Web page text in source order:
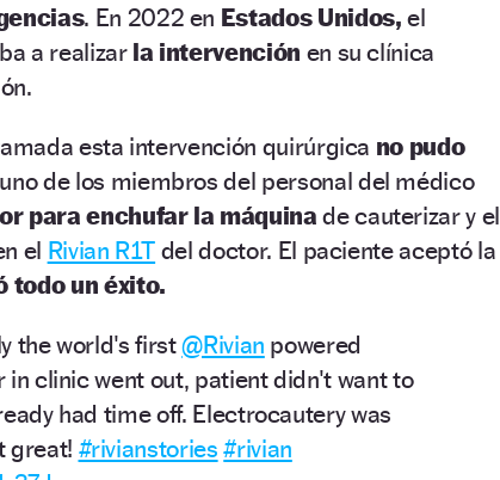
. En 2022 en Estados Unidos, el
a realizar la intervención en su clínica
esta intervención quirúrgica no pudo
de los miembros del personal del médico
para enchufar la máquina de cauterizar y el
el Rivian R1T del doctor. El paciente aceptó la
todo un éxito.
the world's first@Rivian powered
in clinic went out, patient didn't want to
had time off. Electrocautery was
great! #rivianstories #rivian